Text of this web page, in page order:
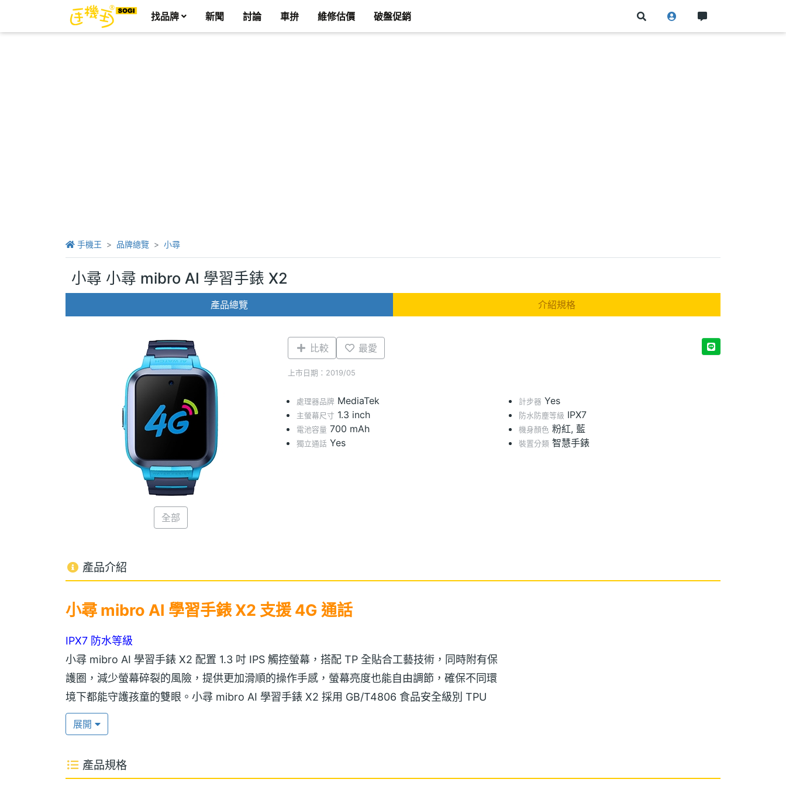
找品牌 新聞 討論 車拚 維修估價 破盤促銷
手機王 品牌總覽 小尋
小尋 小尋 mibro AI 學習手錶 X2
產品總覽 介紹規格
全部
比較 最愛
上市日期：2019/05
處理器品牌 MediaTek
主螢幕尺寸 1.3 inch
電池容量 700 mAh
獨立通話 Yes
計步器 Yes
防水防塵等級 IPX7
機身顏色 粉紅, 藍
裝置分類 智慧手錶
產品介紹
小尋 mibro AI 學習手錶 X2 支援 4G 通話
IPX7 防水等級
小尋 mibro AI 學習手錶 X2 配置 1.3 吋 IPS 觸控螢幕，搭配 TP 全貼合工藝技術，同時附有保
護圈，減少螢幕碎裂的風險，提供更加滑順的操作手感，螢幕亮度也能自由調節，確保不同環
境下都能守護孩童的雙眼。小尋 mibro AI 學習手錶 X2 採用 GB/T4806 食品安全級別 TPU
錶帶，柔軟且不易刺激肌膚，具備導汗凹槽設計，擁有舒適透氣的配戴體驗，此外，支援
IPX7 防水等級，浸泡在 1 公尺的常溫水中 30 分鐘仍可正常使用，大幅提升手錶的耐用性。
小愛同學語音助理
展開
產品規格